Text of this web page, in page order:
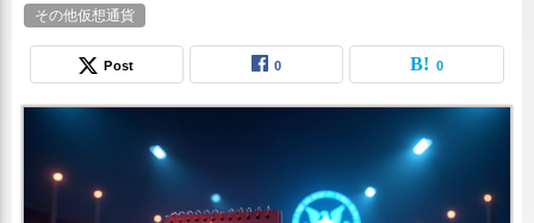
その他仮想通貨
Post 0 0